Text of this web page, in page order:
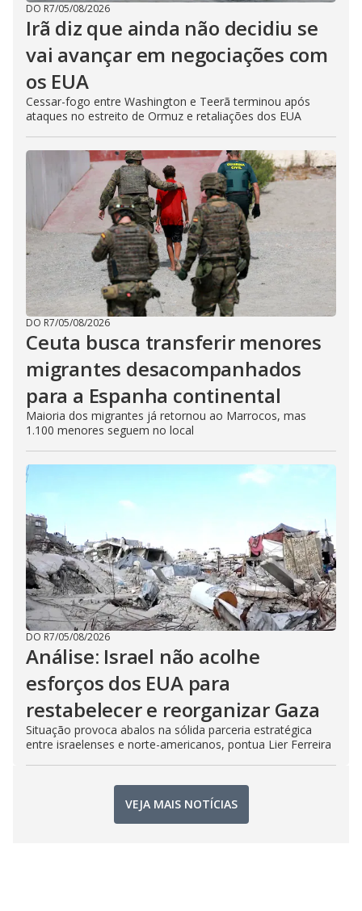
DO R7/05/08/2026
Irã diz que ainda não decidiu se
vai avançar em negociações com
os EUA
Cessar-fogo entre Washington e Teerã terminou após
ataques no estreito de Ormuz e retaliações dos EUA
DO R7/05/08/2026
Ceuta busca transferir menores
migrantes desacompanhados
para a Espanha continental
Maioria dos migrantes já retornou ao Marrocos, mas
1.100 menores seguem no local
DO R7/05/08/2026
Análise: Israel não acolhe
esforços dos EUA para
restabelecer e reorganizar Gaza
Situação provoca abalos na sólida parceria estratégica
entre israelenses e norte-americanos, pontua Lier Ferreira
VEJA MAIS NOTÍCIAS